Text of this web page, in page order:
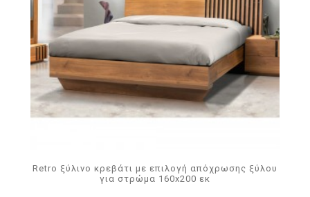
Retro ξύλινo κρεβάτι με επιλογή απόχρωσης ξύλου
για στρώμα 160x200 εκ